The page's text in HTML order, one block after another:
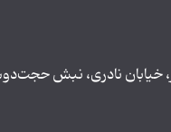
خیابان نادری، نبش